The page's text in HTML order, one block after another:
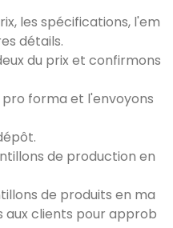
les spécifications, l'em
détails.
du prix et confirmons
forma et l'envoyons
de production en
de produits en ma
aux clients pour approb